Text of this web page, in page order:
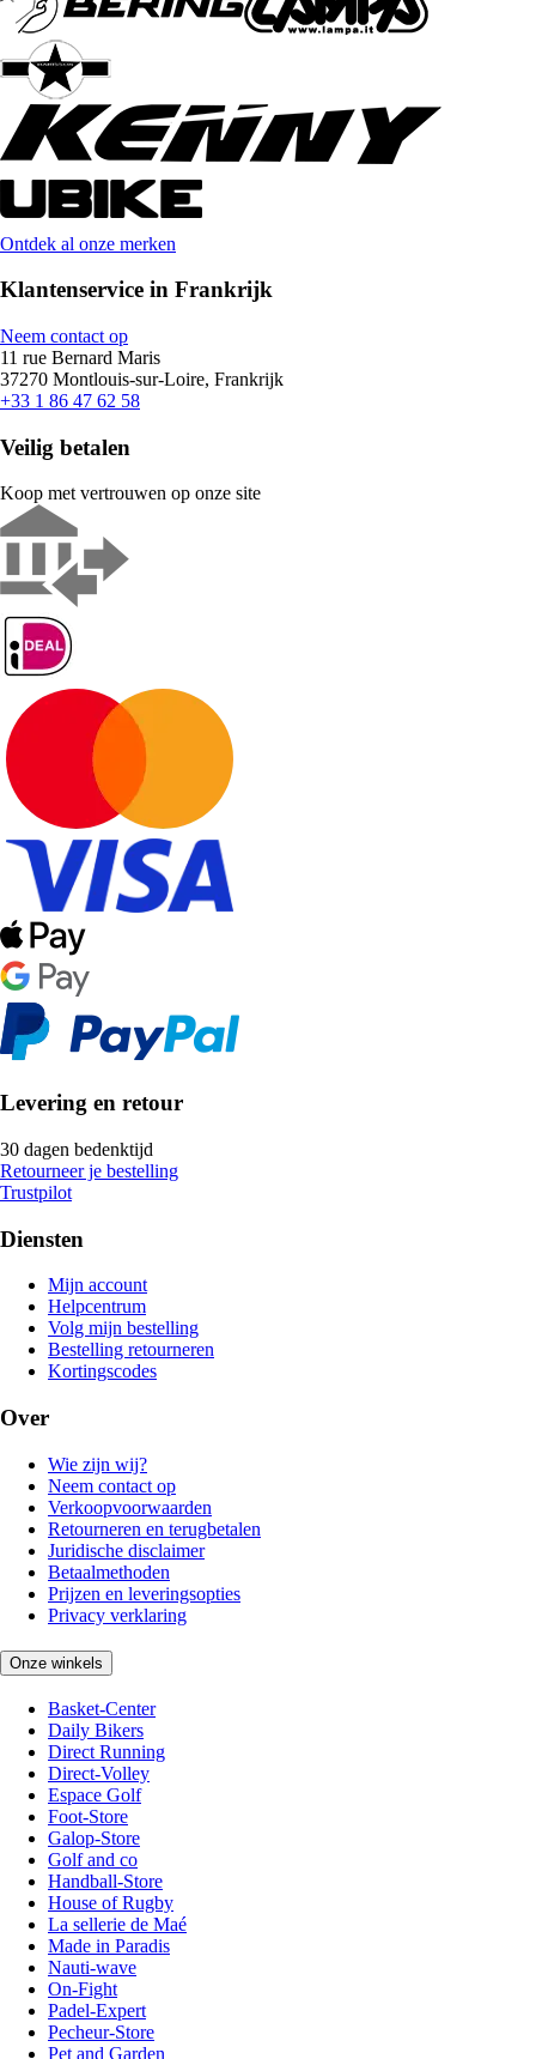
Ontdek al onze merken
Klantenservice in Frankrijk
Neem contact op
11 rue Bernard Maris
37270 Montlouis-sur-Loire, Frankrijk
+33 1 86 47 62 58
Veilig betalen
Koop met vertrouwen op onze site
Levering en retour
30 dagen bedenktijd
Retourneer je bestelling
Trustpilot
Diensten
Mijn account
Helpcentrum
Volg mijn bestelling
Bestelling retourneren
Kortingscodes
Over
Wie zijn wij?
Neem contact op
Verkoopvoorwaarden
Retourneren en terugbetalen
Juridische disclaimer
Betaalmethoden
Prijzen en leveringsopties
Privacy verklaring
Onze winkels
Basket-Center
Daily Bikers
Direct Running
Direct-Volley
Espace Golf
Foot-Store
Galop-Store
Golf and co
Handball-Store
House of Rugby
La sellerie de Maé
Made in Paradis
Nauti-wave
On-Fight
Padel-Expert
Pecheur-Store
Pet and Garden